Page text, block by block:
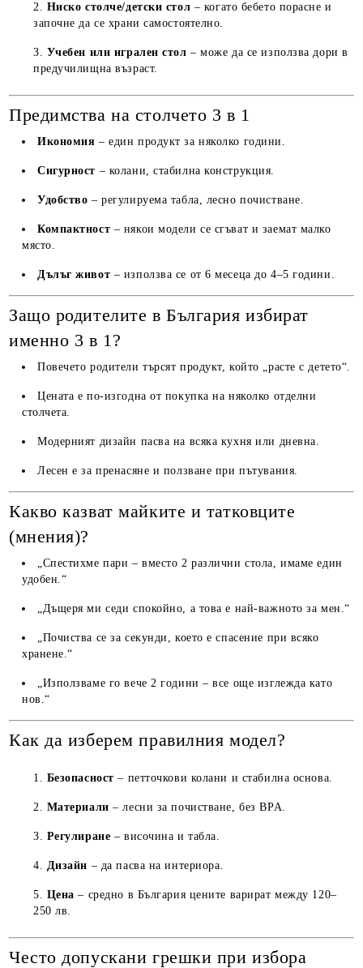
Ниско столче/детски стол – когато бебето порасне и
започне да се храни самостоятелно.
Учебен или игрален стол – може да се използва дори в
предучилищна възраст.
Предимства на столчето 3 в 1
Икономия – един продукт за няколко години.
Сигурност – колани, стабилна конструкция.
Удобство – регулируема табла, лесно почистване.
Компактност – някои модели се сгъват и заемат малко
място.
Дълъг живот – използва се от 6 месеца до 4–5 години.
Защо родителите в България избират
именно 3 в 1?
Повечето родители търсят продукт, който „расте с детето“.
Цената е по-изгодна от покупка на няколко отделни
столчета.
Модерният дизайн пасва на всяка кухня или дневна.
Лесен е за пренасяне и ползване при пътувания.
Какво казват майките и татковците
(мнения)?
„Спестихме пари – вместо 2 различни стола, имаме един
удобен.“
„Дъщеря ми седи спокойно, а това е най-важното за мен.“
„Почиства се за секунди, което е спасение при всяко
хранене.“
„Използваме го вече 2 години – все още изглежда като
нов.“
Как да изберем правилния модел?
Безопасност – петточкови колани и стабилна основа.
Материали – лесни за почистване, без BPA.
Регулиране – височина и табла.
Дизайн – да пасва на интериора.
Цена – средно в България цените варират между 120–
250 лв.
Често допускани грешки при избора